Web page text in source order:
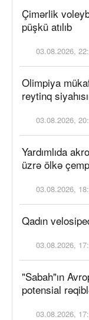
Çimərlik
püşkü atılıb
03.08.2026,
Olimpiya
reytinq
03.08.2026,
Yardımlıda
üzrə ölkə
03.08.2026,
Qadın
03.08.2026,
"Sabah"ın
potensial
03.08.2026,